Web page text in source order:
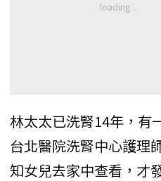
林太太已洗腎14年，有
台北醫院洗腎中心護理
知女兒去家中查看，才